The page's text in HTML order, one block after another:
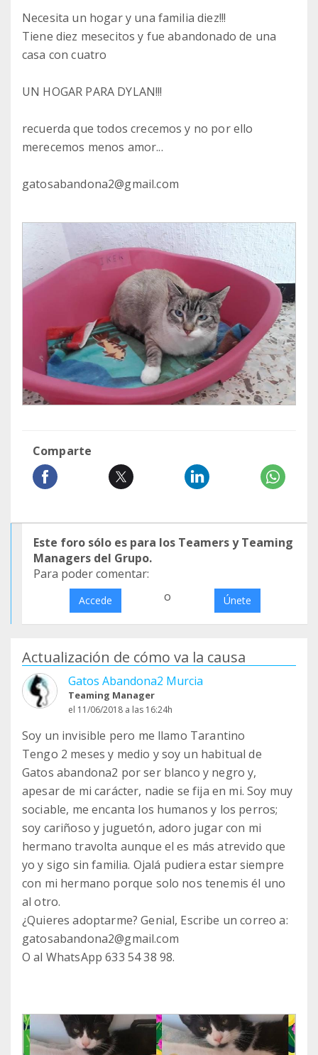
Necesita un hogar y una familia diez!!!
Tiene diez mesecitos y fue abandonado de una
casa con cuatro
UN HOGAR PARA DYLAN!!!
recuerda que todos crecemos y no por ello
merecemos menos amor...
gatosabandona2@gmail.com
Comparte
Este foro sólo es para los Teamers y Teaming
Managers del Grupo.
Para poder comentar:
Accede o Únete
Actualización de cómo va la causa
Gatos Abandona2 Murcia
Teaming Manager
el 11/06/2018 a las 16:24h
Soy un invisible pero me llamo Tarantino
Tengo 2 meses y medio y soy un habitual de
Gatos abandona2 por ser blanco y negro y,
apesar de mi carácter, nadie se fija en mi. Soy muy
sociable, me encanta los humanos y los perros;
soy cariñoso y juguetón, adoro jugar con mi
hermano travolta aunque el es más atrevido que
yo y sigo sin familia. Ojalá pudiera estar siempre
con mi hermano porque solo nos tenemis él uno
al otro.
¿Quieres adoptarme? Genial, Escribe un correo a:
gatosabandona2@gmail.com
O al WhatsApp 633 54 38 98.